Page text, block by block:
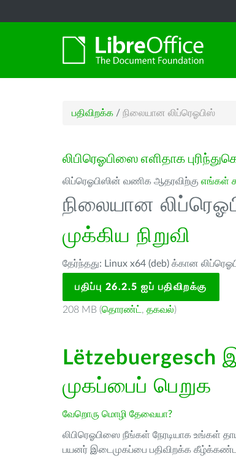
பதிவிறக்க / நிலையான லிப்ரெஓபிஸ்
லிபிரெஓபிஸை எளிதாக
லிப்ரெஓபிஸின் வணிக ஆதரவிற்கு எங்கள்
நிலையான
முக்கிய நிறுவி
தேர்ந்தது: Linux x64 (deb) க்கான
பதிப்பு 26.2.5 ஐப் பதிவிறக்கு
208 MB (தொரண்ட் , தகவல்)
Lëtzebuergesch
முகப்பைப் பெறுக
வேறொரு மொழி தேவையா?
லிபிரெஓபிஸை நீங்கள் நேரடியாக உங்கள்
பயனர் இடைமுகப்பை பதிவிறக்க கீழ்க்கண்ட